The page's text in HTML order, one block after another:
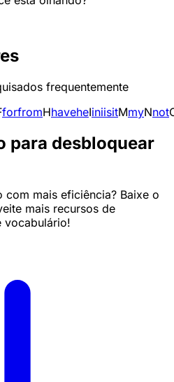
frequentemente
forfromHhaveheIiniisitMmyNnot
para desbloquear
com mais eficiência? Baixe o
mais recursos de
vocabulário!